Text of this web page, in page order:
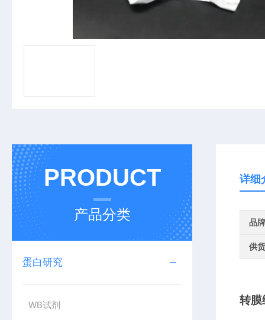
PRODUCT
产品分类
蛋白研究
WB试剂
详细
品牌
供
转膜